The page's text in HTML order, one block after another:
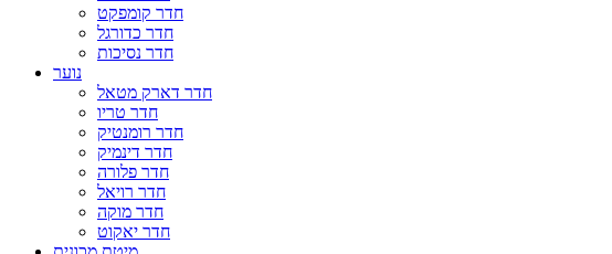
חדר קומפקט
חדר כדורגל
חדר נסיכות
נוער
חדר דארק מטאל
חדר טריו
חדר רומנטיק
חדר דינמיק
חדר פלורה
חדר רויאל
חדר מוקה
חדר יאקוט